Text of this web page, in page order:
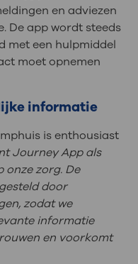
en adviezen
De app wordt steeds
met een hulpmiddel
moet opnemen
informatie
is enthousiast
Journey App als
zorg. De
door
zodat we
informatie
en voorkomt